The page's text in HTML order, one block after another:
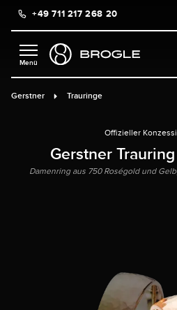
springen
+49 711 217 268 20
Gerstner Trauringe
Offizieller
Gerstner
Damenring aus 750 Roségold und